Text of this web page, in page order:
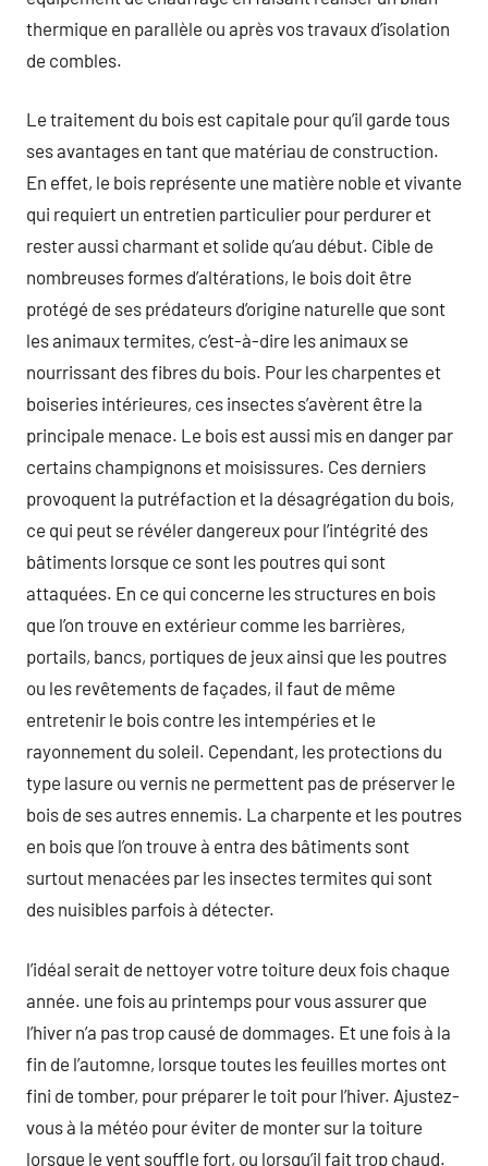
thermique en parallèle ou après vos travaux d’isolation
de combles.
Le traitement du bois est capitale pour qu’il garde tous
ses avantages en tant que matériau de construction.
En effet, le bois représente une matière noble et vivante
qui requiert un entretien particulier pour perdurer et
rester aussi charmant et solide qu’au début. Cible de
nombreuses formes d’altérations, le bois doit être
protégé de ses prédateurs d’origine naturelle que sont
les animaux termites, c’est-à-dire les animaux se
nourrissant des fibres du bois. Pour les charpentes et
boiseries intérieures, ces insectes s’avèrent être la
principale menace. Le bois est aussi mis en danger par
certains champignons et moisissures. Ces derniers
provoquent la putréfaction et la désagrégation du bois,
ce qui peut se révéler dangereux pour l’intégrité des
bâtiments lorsque ce sont les poutres qui sont
attaquées. En ce qui concerne les structures en bois
que l’on trouve en extérieur comme les barrières,
portails, bancs, portiques de jeux ainsi que les poutres
ou les revêtements de façades, il faut de même
entretenir le bois contre les intempéries et le
rayonnement du soleil. Cependant, les protections du
type lasure ou vernis ne permettent pas de préserver le
bois de ses autres ennemis. La charpente et les poutres
en bois que l’on trouve à entra des bâtiments sont
surtout menacées par les insectes termites qui sont
des nuisibles parfois à détecter.
l’idéal serait de nettoyer votre toiture deux fois chaque
année. une fois au printemps pour vous assurer que
l’hiver n’a pas trop causé de dommages. Et une fois à la
fin de l’automne, lorsque toutes les feuilles mortes ont
fini de tomber, pour préparer le toit pour l’hiver. Ajustez-
vous à la météo pour éviter de monter sur la toiture
lorsque le vent souffle fort, ou lorsqu’il fait trop chaud.